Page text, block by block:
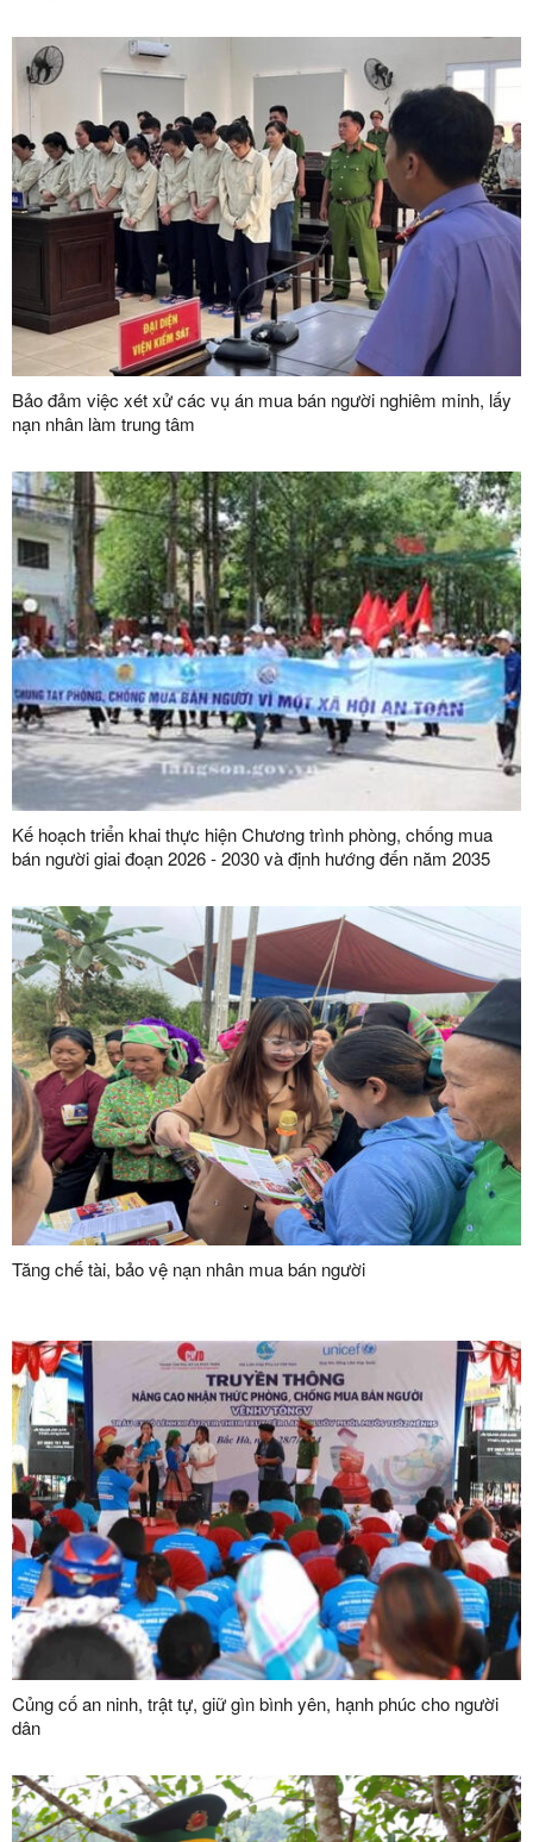
Bảo đảm việc xét xử các vụ án mua bán người nghiêm minh, lấy
nạn nhân làm trung tâm
Kế hoạch triển khai thực hiện Chương trình phòng, chống mua
bán người giai đoạn 2026 - 2030 và định hướng đến năm 2035
Tăng chế tài, bảo vệ nạn nhân mua bán người
Củng cố an ninh, trật tự, giữ gìn bình yên, hạnh phúc cho người
dân